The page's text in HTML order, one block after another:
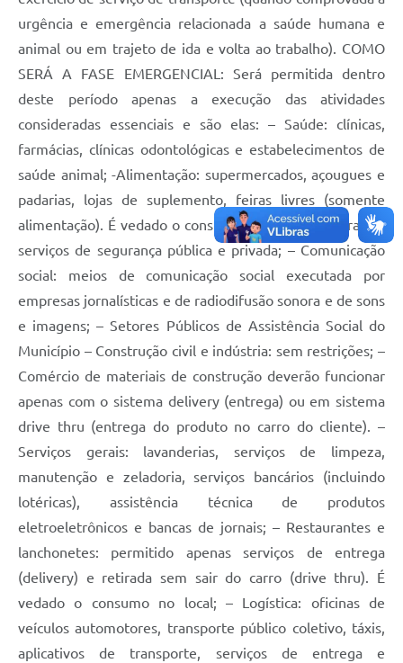
urgência e emergência relacionada a saúde humana e
animal ou em trajeto de ida e volta ao trabalho). COMO
SERÁ A FASE EMERGENCIAL: Será permitida dentro
deste período apenas a execução das atividades
consideradas essenciais e são elas: – Saúde: clínicas,
farmácias, clínicas odontológicas e estabelecimentos de
saúde animal; -Alimentação: supermercados, açougues e
padarias, lojas de suplemento, feiras livres (somente
alimentação). É vedado o consumo no local; – Segurança:
serviços de segurança pública e privada; – Comunicação
social: meios de comunicação social executada por
empresas jornalísticas e de radiodifusão sonora e de sons
e imagens; – Setores Públicos de Assistência Social do
Município – Construção civil e indústria: sem restrições; –
Comércio de materiais de construção deverão funcionar
apenas com o sistema delivery (entrega) ou em sistema
drive thru (entrega do produto no carro do cliente). –
Serviços gerais: lavanderias, serviços de limpeza,
manutenção e zeladoria, serviços bancários (incluindo
lotéricas), assistência técnica de produtos
eletroeletrônicos e bancas de jornais; – Restaurantes e
lanchonetes: permitido apenas serviços de entrega
(delivery) e retirada sem sair do carro (drive thru). É
vedado o consumo no local; – Logística: oficinas de
veículos automotores, transporte público coletivo, táxis,
aplicativos de transporte, serviços de entrega e